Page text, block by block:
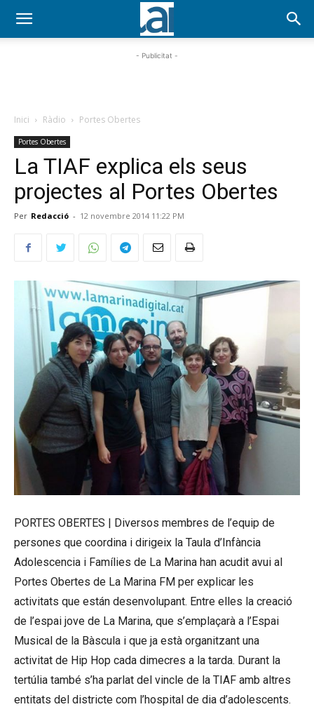
- Publicitat -
Inici Ràdio Portes Obertes
Portes Obertes
La TIAF explica els seus
projectes al Portes Obertes
Per Redacció - 12 novembre 2014 11:22 PM
PORTES OBERTES | Diversos membres de l’equip de
persones que coordina i dirigeix la Taula d’Infància
Adolescencia i Famílies de La Marina han acudit avui al
Portes Obertes de La Marina FM per explicar les
activitats que están desenvolupant. Entre elles la creació
de l’espai jove de La Marina, que s’emplaçarà a l’Espai
Musical de la Bàscula i que ja està organitzant una
activitat de Hip Hop cada dimecres a la tarda. Durant la
tertúlia també s’ha parlat del vincle de la TIAF amb altres
entitats del districte com l’hospital de dia d’adolescents.